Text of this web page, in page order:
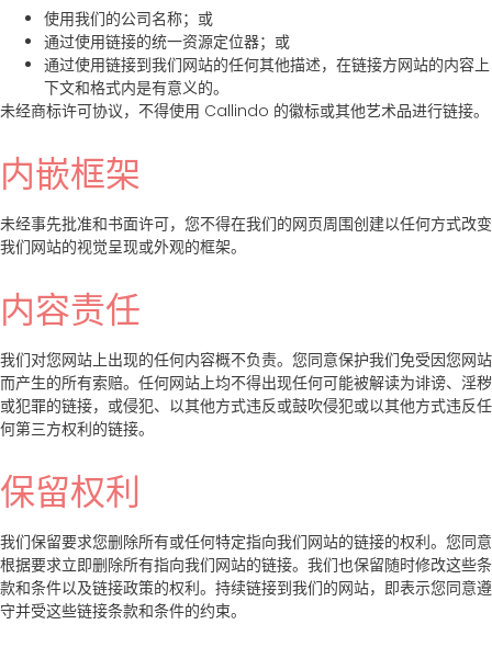
使用我们的公司名称；或
通过使用链接的统一资源定位器；或
通过使用链接到我们网站的任何其他描述，在链接方网站的内容上
下文和格式内是有意义的。
未经商标许可协议，不得使用 Callindo 的徽标或其他艺术品进行链接。
内嵌框架
未经事先批准和书面许可，您不得在我们的网页周围创建以任何方式改变
我们网站的视觉呈现或外观的框架。
内容责任
我们对您网站上出现的任何内容概不负责。您同意保护我们免受因您网站
而产生的所有索赔。任何网站上均不得出现任何可能被解读为诽谤、淫秽
或犯罪的链接，或侵犯、以其他方式违反或鼓吹侵犯或以其他方式违反任
何第三方权利的链接。
保留权利
我们保留要求您删除所有或任何特定指向我们网站的链接的权利。您同意
根据要求立即删除所有指向我们网站的链接。我们也保留随时修改这些条
款和条件以及链接政策的权利。持续链接到我们的网站，即表示您同意遵
守并受这些链接条款和条件的约束。